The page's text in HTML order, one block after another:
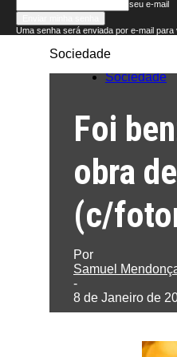
seu e-mail
Uma senha será enviada por e-mail para
Sociedade
Sociedade
Foi
obra
(c/
Por
Samuel
-
8 de Janeiro de